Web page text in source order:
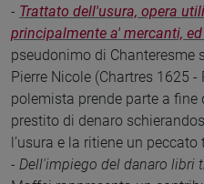
- Trattato dell'usura, opera
principalmente a' mercanti,
pseudonimo di
Pierre Nicole (Chartres 1625
polemista prende parte a fine
prestito di denaro
l’usura e la ritiene un peccato
- Dell'impiego del danaro libri